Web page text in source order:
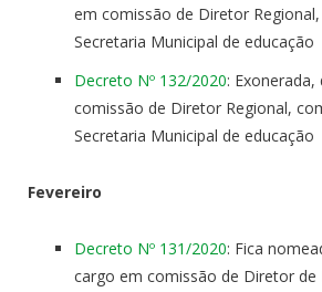
em comissão de Diretor
Secretaria Municipal de educação
Decreto Nº 132/2020:
comissão de Diretor Regional,
Secretaria Municipal de educação
Fevereiro
Decreto Nº 131/2020: Fica
cargo em comissão de Diretor